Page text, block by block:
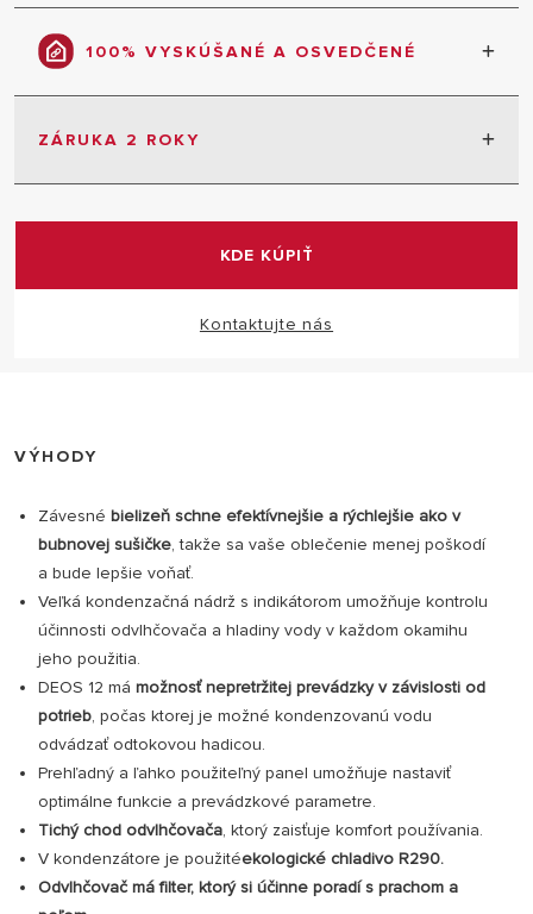
Optimálne parametre odvlhčovača pre miestnosti
do 44 m², ako sú: kúpeľne, kuchyne, pivnice a
vďaka tichej prevádzke aj spálne.
100% VYSKÚŠANÉ A OSVEDČENÉ
Domáci odvlhčovač vyvinutý z najlepších
podmienok.
ZÁRUKA 2 ROKY
2 roky záruka bez obmedzenia
KDE KÚPIŤ
Kontaktujte nás
VÝHODY
Závesné bielizeň schne efektívnejšie a rýchlejšie ako v
bubnovej sušičke, takže sa vaše oblečenie menej poškodí
a bude lepšie voňať.
Veľká kondenzačná nádrž s indikátorom umožňuje kontrolu
účinnosti odvlhčovača a hladiny vody v každom okamihu
jeho použitia.
DEOS 12 má možnosť nepretržitej prevádzky v závislosti od
potrieb, počas ktorej je možné kondenzovanú vodu
odvádzať odtokovou hadicou.
Prehľadný a ľahko použiteľný panel umožňuje nastaviť
optimálne funkcie a prevádzkové parametre.
Tichý chod odvlhčovača, ktorý zaisťuje komfort používania.
V kondenzátore je použitéekologické chladivo R290.
Odvlhčovač má filter, ktorý si účinne poradí s prachom a